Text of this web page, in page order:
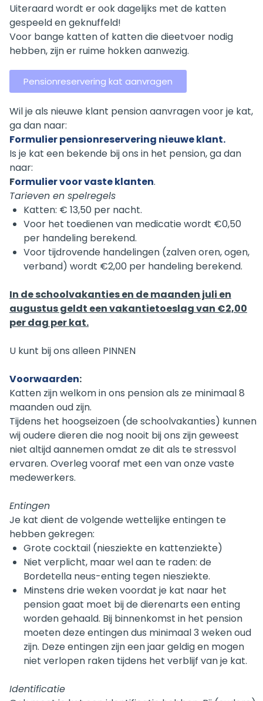
Uiteraard wordt er ook dagelijks met de katten
gespeeld en geknuffeld!
Voor bange katten of katten die dieetvoer nodig
hebben, zijn er ruime hokken aanwezig.
Pensionreservering kat aanvragen
Wil je als nieuwe klant pension aanvragen voor je kat,
ga dan naar:
Formulier pensionreservering nieuwe klant.
Is je kat een bekende bij ons in het pension, ga dan
naar:
Formulier voor vaste klanten.
Tarieven en spelregels
Katten: € 13,50 per nacht.
Voor het toedienen van medicatie wordt €0,50
per handeling berekend.
Voor tijdrovende handelingen (zalven oren, ogen,
verband) wordt €2,00 per handeling berekend.
In de schoolvakanties en de maanden juli en
augustus geldt een vakantietoeslag van €2,00
per dag per kat.
U kunt bij ons alleen PINNEN
Voorwaarden:
Katten zijn welkom in ons pension als ze minimaal 8
maanden oud zijn.
Tijdens het hoogseizoen (de schoolvakanties) kunnen
wij oudere dieren die nog nooit bij ons zijn geweest
niet altijd aannemen omdat ze dit als te stressvol
ervaren. Overleg vooraf met een van onze vaste
medewerkers.
Entingen
Je kat dient de volgende wettelijke entingen te
hebben gekregen:
Grote cocktail (niesziekte en kattenziekte)
Niet verplicht, maar wel aan te raden: de
Bordetella neus-enting tegen niesziekte.
Minstens drie weken voordat je kat naar het
pension gaat moet bij de dierenarts een enting
worden gehaald. Bij binnenkomst in het pension
moeten deze entingen dus minimaal 3 weken oud
zijn. Deze entingen zijn een jaar geldig en mogen
niet verlopen raken tijdens het verblijf van je kat.
Identificatie